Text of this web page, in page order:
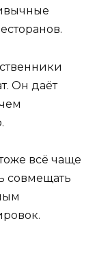
Он даёт
всё чаще
совмещать